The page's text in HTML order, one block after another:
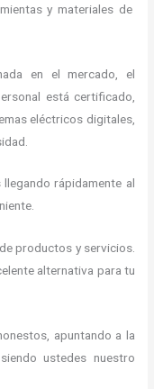
y materiales de
en el mercado, el
está certificado,
eléctricos digitales,
rápidamente al
productos y servicios.
alternativa para tu
apuntando a la
ustedes nuestro